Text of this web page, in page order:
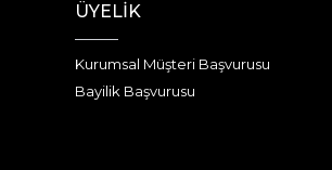
ÜYELİK
Kurumsal Müşteri Başvurusu
Bayilik Başvurusu